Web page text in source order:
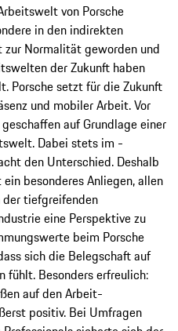
von Porsche
in den indirekten
Normalität geworden und
der Zukunft haben
Porsche setzt für die Zukunft
und mobiler Arbeit. Vor
auf Grundlage einer
Dabei stets im
den ­Unterschied. Deshalb
besonderes Anliegen, allen
der tiefgreifenden
eine Perspektive zu
beim Porsche
sich die Belegschaft auf
fühlt. ­Besonders erfreulich:
auf den Arbeit­
positiv. Bei ­Um­fragen